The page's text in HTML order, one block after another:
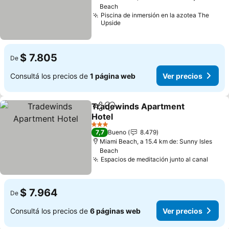
Beach
Piscina de inmersión en la azotea The
Upside
De $ 7.805
Consultá los precios de 1 página web Ver precios
Compartir
Añadir a favoritos
Tradewinds Apartment
Hotel
3 Estrellas
7,7 Bueno
8.479
Miami Beach, a 15.4 km de: Sunny Isles
Beach
Espacios de meditación junto al canal
De $ 7.964
Consultá los precios de 6 páginas web Ver precios